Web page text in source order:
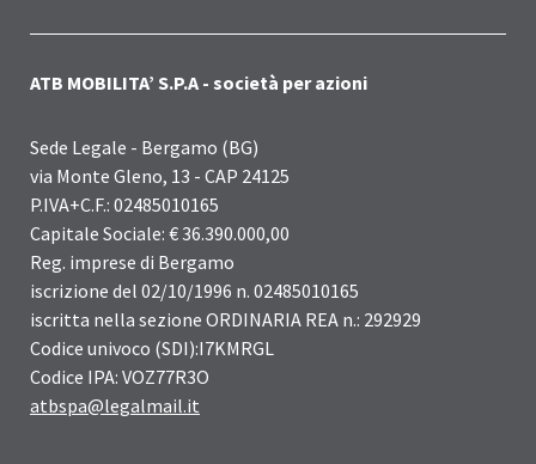
ATB MOBILITA’ S.P.A - società per azioni
Sede Legale - Bergamo (BG)
via Monte Gleno, 13 - CAP 24125
P.IVA+C.F.: 02485010165
Capitale Sociale: € 36.390.000,00
Reg. imprese di Bergamo
iscrizione del 02/10/1996 n. 02485010165
iscritta nella sezione ORDINARIA REA n.: 292929
Codice univoco (SDI):I7KMRGL
Codice IPA: VOZ77R3O
atbspa@legalmail.it